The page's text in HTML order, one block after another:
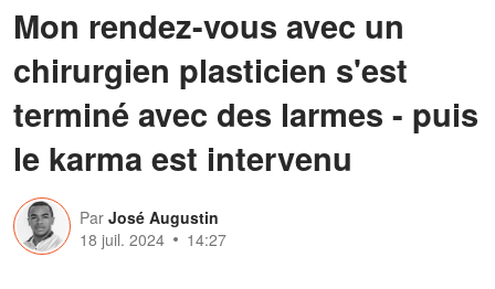
Mon rendez-vous avec un
chirurgien plasticien s'est
terminé avec des larmes - puis
le karma est intervenu
Par José Augustin
18 juil. 2024
14:27